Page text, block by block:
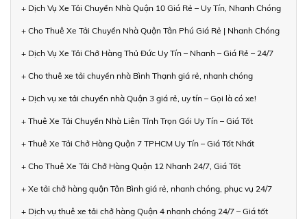
+ Dịch Vụ Xe Tải Chuyển Nhà Quận 10 Giá Rẻ – Uy Tín, Nhanh Chóng
+ Cho Thuê Xe Tải Chuyển Nhà Quận Tân Phú Giá Rẻ | Nhanh Chóng
+ Dịch Vụ Xe Tải Chở Hàng Thủ Đức Uy Tín – Nhanh – Giá Rẻ – 24/7
+ Cho thuê xe tải chuyển nhà Bình Thạnh giá rẻ, nhanh chóng
+ Dịch vụ xe tải chuyển nhà Quận 3 giá rẻ, uy tín – Gọi là có xe!
+ Thuê Xe Tải Chuyển Nhà Liên Tỉnh Trọn Gói Uy Tín – Giá Tốt
+ Thuê Xe Tải Chở Hàng Quận 7 TPHCM Uy Tín – Giá Tốt Nhất
+ Cho Thuê Xe Tải Chở Hàng Quận 12 Nhanh 24/7, Giá Tốt
+ Xe tải chở hàng quận Tân Bình giá rẻ, nhanh chóng, phục vụ 24/7
+ Dịch vụ thuê xe tải chở hàng Quận 4 nhanh chóng 24/7 – Giá tốt